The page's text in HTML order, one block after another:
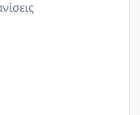
το εψαξε καθόλου